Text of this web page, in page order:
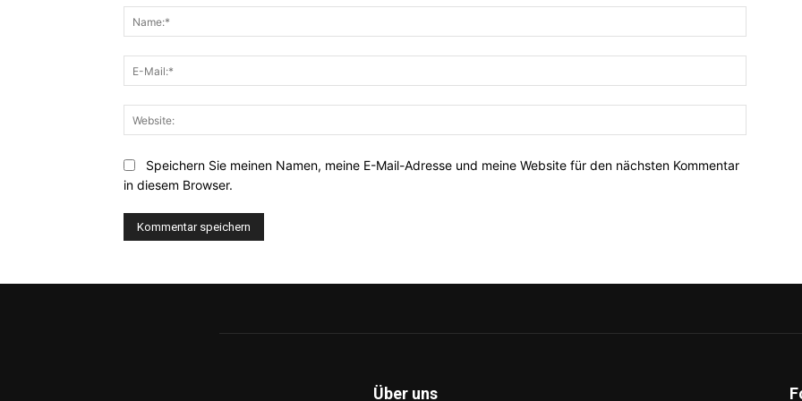
Mail:*
Speichern Sie meinen Namen, meine E-Mail-Adresse und meine Website für den nächsten Kommentar
in diesem Browser.
Über uns